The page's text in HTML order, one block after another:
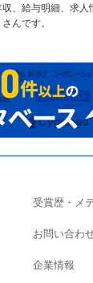
、給与明細、求人
んです。
受賞歴・メ
お問い合わ
企業情報